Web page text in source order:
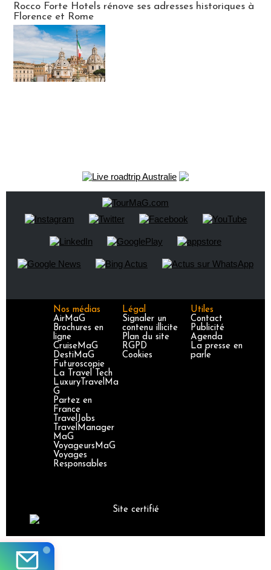
Rocco Forte Hotels rénove ses adresses historiques à
Florence et Rome
Nos médias
AirMaG
Brochures en
ligne
CruiseMaG
DestiMaG
Futuroscopie
La Travel Tech
LuxuryTravelMa
G
Partez en
France
TravelJobs
TravelManager
MaG
VoyageursMaG
Voyages
Responsables
Légal
Signaler un
contenu illicite
Plan du site
RGPD
Cookies
Utiles
Contact
Publicité
Agenda
La presse en
parle
Site certifié